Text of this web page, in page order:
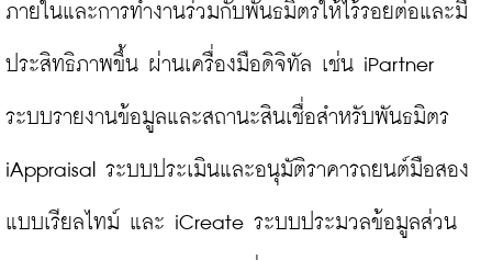
ภายในและการทำงานร่วมกับพันธมิตรให้ไร้รอยต่อและมี
ประสิทธิภาพขึ้น ผ่านเครื่องมือดิจิทัล เช่น iPartner
ระบบรายงานข้อมูลและสถานะสินเชื่อสำหรับพันธมิตร
iAppraisal ระบบประเมินและอนุมัติราคารถยนต์มือสอง
แบบเรียลไทม์ และ iCreate ระบบประมวลข้อมูลส่วน